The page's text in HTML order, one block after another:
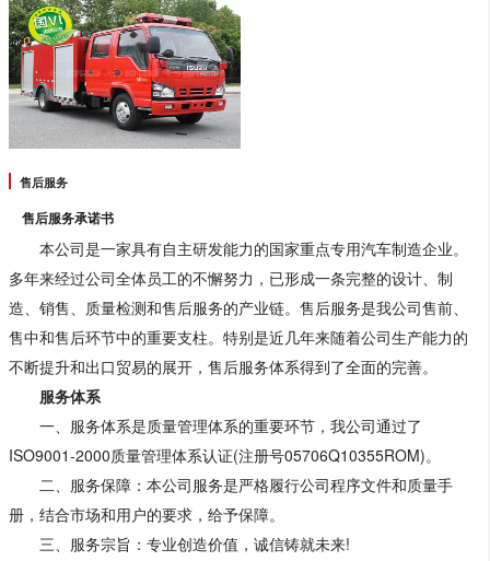
售后服务
售后服务承诺书
本公司是一家具有自主研发能力的国家重点专用汽车制造企业。
多年来经过公司全体员工的不懈努力，已形成一条完整的设计、制
造、销售、质量检测和售后服务的产业链。售后服务是我公司售前、
售中和售后环节中的重要支柱。特别是近几年来随着公司生产能力的
不断提升和出口贸易的展开，售后服务体系得到了全面的完善。
服务体系
一、服务体系是质量管理体系的重要环节，我公司通过了
ISO9001-2000质量管理体系认证(注册号05706Q10355ROM)。
二、服务保障：本公司服务是严格履行公司程序文件和质量手
册，结合市场和用户的要求，给予保障。
三、服务宗旨：专业创造价值，诚信铸就未来!